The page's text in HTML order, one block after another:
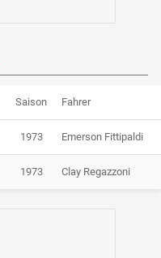
Saison Fahrer
1973 Emerson Fittipaldi
1973 Clay Regazzoni